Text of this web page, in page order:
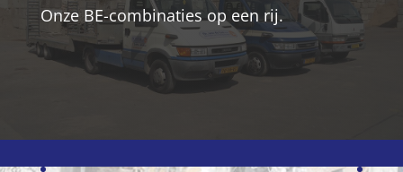
Onze BE-combinaties op een rij.